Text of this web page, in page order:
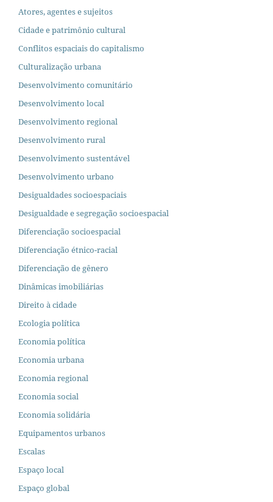
Atores, agentes e sujeitos
Cidade e patrimônio cultural
Conflitos espaciais do capitalismo
Culturalização urbana
Desenvolvimento comunitário
Desenvolvimento local
Desenvolvimento regional
Desenvolvimento rural
Desenvolvimento sustentável
Desenvolvimento urbano
Desigualdades socioespaciais
Desigualdade e segregação socioespacial
Diferenciação socioespacial
Diferenciação étnico-racial
Diferenciação de gênero
Dinâmicas imobiliárias
Direito à cidade
Ecologia política
Economia política
Economia urbana
Economia regional
Economia social
Economia solidária
Equipamentos urbanos
Escalas
Espaço local
Espaço global